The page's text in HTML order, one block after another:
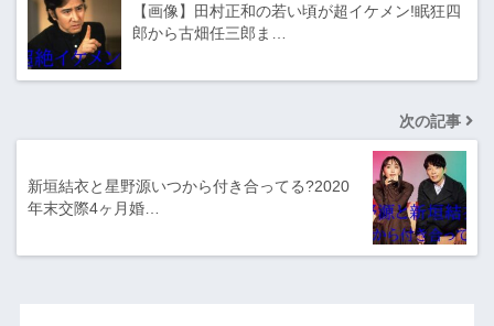
【画像】田村正和の若い頃が超イケメン!眠狂四
郎から古畑任三郎ま…
次の記事
新垣結衣と星野源いつから付き合ってる?2020
年末交際4ヶ月婚…